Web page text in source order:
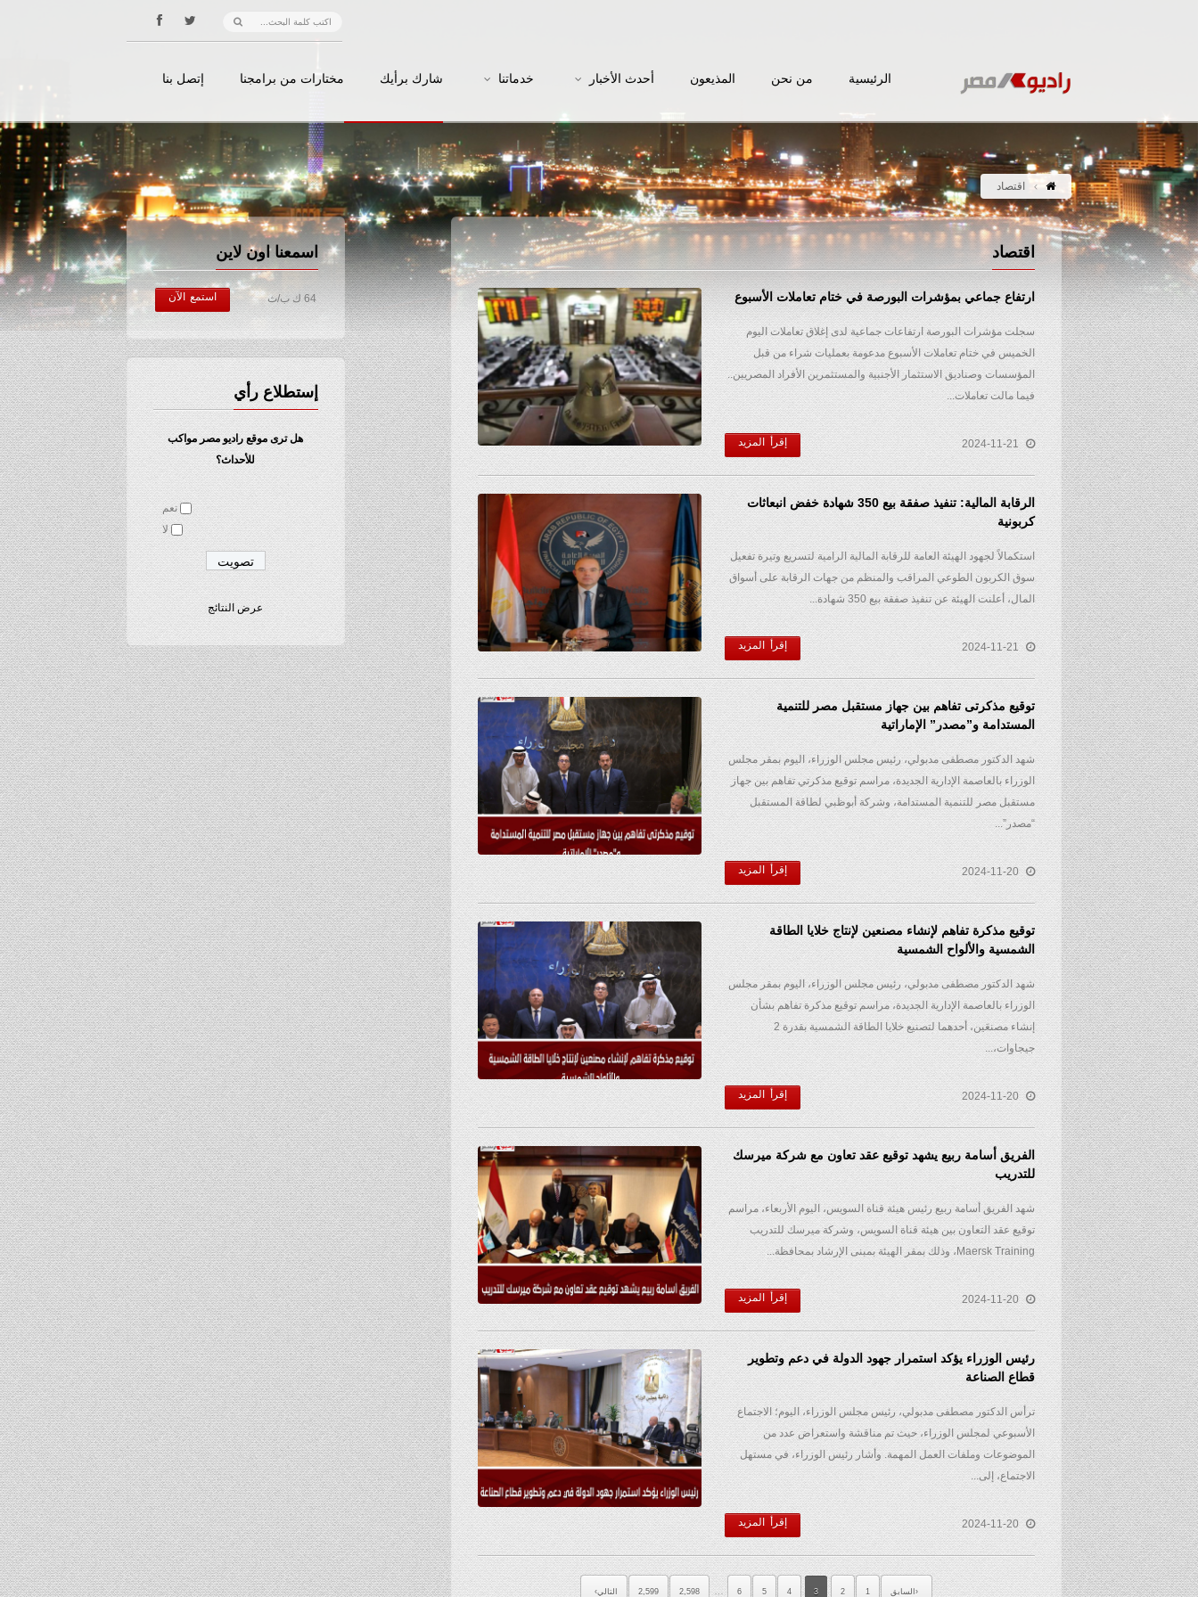
الرئيسية من نحن المذيعون أحدث الأخبار خدماتنا شارك برأيك مختارات من برامجنا إتصل بنا
اقتصاد
اسمعنا اون لاين
64 ك ب/ث استمع الآن
إستطلاع رأي
هل ترى موقع راديو مصر مواكب
للأحداث؟
نعم
لا
عرض النتائج
اقتصاد
ارتفاع جماعي بمؤشرات البورصة في ختام تعاملات الأسبوع
سجلت مؤشرات البورصة ارتفاعات جماعية لدى إغلاق تعاملات اليوم
الخميس في ختام تعاملات الأسبوع مدعومة بعمليات شراء من قبل
المؤسسات وصناديق الاستثمار الأجنبية والمستثمرين الأفراد المصريين..
فيما مالت تعاملات...
2024-11-21 إقرأ المزيد
الرقابة المالية: تنفيذ صفقة بيع 350 شهادة خفض انبعاثات
كربونية
استكمالاً لجهود الهيئة العامة للرقابة المالية الرامية لتسريع وتيرة تفعيل
سوق الكربون الطوعي المراقب والمنظم من جهات الرقابة على أسواق
المال، أعلنت الهيئة عن تنفيذ صفقة بيع 350 شهادة...
2024-11-21 إقرأ المزيد
توقيع مذكرتى تفاهم بين جهاز مستقبل مصر للتنمية
المستدامة و”مصدر” الإماراتية
شهد الدكتور مصطفى مدبولي، رئيس مجلس الوزراء، اليوم بمقر مجلس
الوزراء بالعاصمة الإدارية الجديدة، مراسم توقيع مذكرتي تفاهم بين جهاز
مستقبل مصر للتنمية المستدامة، وشركة أبوظبي لطاقة المستقبل
“مصدر”...
2024-11-20 إقرأ المزيد
توقيع مذكرة تفاهم لإنشاء مصنعين لإنتاج خلايا الطاقة
الشمسية والألواح الشمسية
شهد الدكتور مصطفى مدبولي، رئيس مجلس الوزراء، اليوم بمقر مجلس
الوزراء بالعاصمة الإدارية الجديدة، مراسم توقيع مذكرة تفاهم بشأن
إنشاء مصنعَين، أحدهما لتصنيع خلايا الطاقة الشمسية بقدرة 2
جيجاوات،...
2024-11-20 إقرأ المزيد
الفريق أسامة ربيع يشهد توقيع عقد تعاون مع شركة ميرسك
للتدريب
شهد الفريق أسامة ربيع رئيس هيئة قناة السويس، اليوم الأربعاء، مراسم
توقيع عقد التعاون بين هيئة قناة السويس، وشركة ميرسك للتدريب
Maersk Training، وذلك بمقر الهيئة بمبنى الإرشاد بمحافظة...
2024-11-20 إقرأ المزيد
رئيس الوزراء يؤكد استمرار جهود الدولة في دعم وتطوير
قطاع الصناعة
ترأس الدكتور مصطفى مدبولي، رئيس مجلس الوزراء، اليوم؛ الاجتماع
الأسبوعي لمجلس الوزراء، حيث تم مناقشة واستعراض عدد من
الموضوعات وملفات العمل المهمة. وأشار رئيس الوزراء، في مستهل
الاجتماع، إلى...
2024-11-20 إقرأ المزيد
السابق 1
2
3
4
5
6
2,598
2,599 التالي